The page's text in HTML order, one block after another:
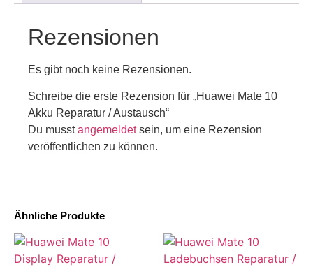
Ähnliche Produkte
Rezensionen
Es gibt noch keine Rezensionen.
Schreibe die erste Rezension für „Huawei Mate 10
Akku Reparatur / Austausch“
Du musstangemeldetsein, um eine Rezension
veröffentlichen zu können.